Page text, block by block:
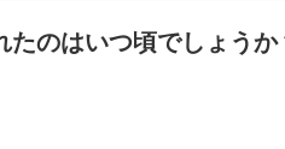
たのはいつ頃でしょうか